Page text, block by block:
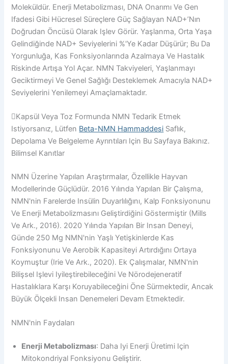
Moleküldür. Enerji Metabolizması, DNA Onarımı Ve Gen
Ifadesi Gibi Hücresel Süreçlere Güç Sağlayan NAD+’nın
Doğrudan Öncüsü Olarak Işlev Görür. Yaşlanma, Orta Yaşa
Gelindiğinde NAD+ Seviyelerini %'ye Kadar Düşürür; Bu Da
Yorgunluğa, Kas Fonksiyonlarında Azalmaya Ve Hastalık
Riskinde Artışa Yol Açar. NMN Takviyeleri, Yaşlanmayı
Geciktirmeyi Ve Genel Sağlığı Desteklemek Amacıyla NAD+
Seviyelerini Yenilemeyi Amaçlamaktadır.
Kapsül Veya Toz Formunda NMN Tedarik Etmek
Istiyorsanız, Lütfen Beta-NMN Hammaddesi Saflık,
Depolama Ve Belgeleme Ayrıntıları Için Bu Sayfaya Bakınız.
Bilimsel Kanıtlar
NMN Üzerine Yapılan Araştırmalar, Özellikle Hayvan
Modellerinde Güçlüdür. 2016 Yılında Yapılan Bir Çalışma,
NMN'nin Farelerde Insülin Duyarlılığını, Kalp Fonksiyonunu
Ve Enerji Metabolizmasını Geliştirdiğini Göstermiştir (Mills
Ve Ark., 2016). 2020 Yılında Yapılan Bir Insan Deneyi,
Günde 250 Mg NMN'nin Yaşlı Yetişkinlerde Kas
Fonksiyonunu Ve Aerobik Kapasiteyi Artırdığını Ortaya
Koymuştur (Irie Ve Ark., 2020). Ek Çalışmalar, NMN'nin
Bilişsel Işlevi Iyileştirebileceğini Ve Nörodejeneratif
Hastalıklara Karşı Koruyabileceğini Öne Sürmektedir, Ancak
Büyük Ölçekli Insan Denemeleri Devam Etmektedir.
NMN'nin Faydaları
Enerji Metabolizması: Daha Iyi Enerji Üretimi Için
Mitokondriyal Fonksiyonu Geliştirir.